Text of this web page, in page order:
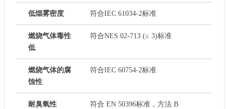
低烟雾密度 符合IEC 61034-2标准
燃烧气体毒性
低
符合NES 02-713 (≤ 3)标准
燃烧气体的腐
蚀性
符合IEC 60754-2标准
耐臭氧性 符合 EN 50396标准，方法 B